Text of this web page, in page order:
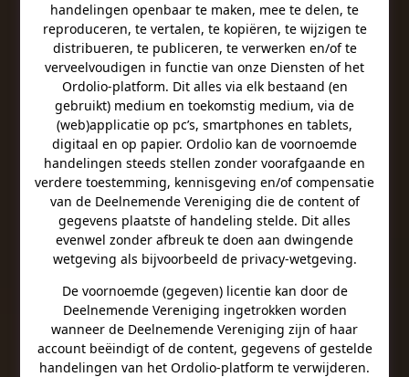
handelingen openbaar te maken, mee te delen, te
reproduceren, te vertalen, te kopiëren, te wijzigen te
distribueren, te publiceren, te verwerken en/of te
verveelvoudigen in functie van onze Diensten of het
Ordolio-platform. Dit alles via elk bestaand (en
gebruikt) medium en toekomstig medium, via de
(web)applicatie op pc’s, smartphones en tablets,
digitaal en op papier. Ordolio kan de voornoemde
handelingen steeds stellen zonder voorafgaande en
verdere toestemming, kennisgeving en/of compensatie
van de Deelnemende Vereniging die de content of
gegevens plaatste of handeling stelde. Dit alles
evenwel zonder afbreuk te doen aan dwingende
wetgeving als bijvoorbeeld de privacy-wetgeving.
De voornoemde (gegeven) licentie kan door de
Deelnemende Vereniging ingetrokken worden
wanneer de Deelnemende Vereniging zijn of haar
account beëindigt of de content, gegevens of gestelde
handelingen van het Ordolio-platform te verwijderen.